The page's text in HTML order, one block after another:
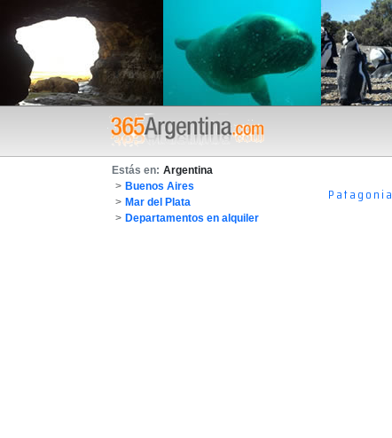
Estás en: Argentina
> Buenos Aires
> Mar del Plata
> Departamentos en alquiler
Patagonia